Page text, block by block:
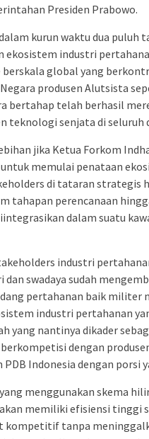
Presiden Prabowo.
kurun waktu dua puluh
ekosistem industri
global yang
produsen Alutsista
bertahap telah berhasil
teknologi senjata di seluruh
jika Ketua Forkom
memulai penataan
di tataran strategis
tahapan perencanaan
dalam suatu
industri
dan swadaya sudah
pertahanan baik
industri pertahanan
yang nantinya dikader
dengan
Indonesia dengan porsi
menggunakan skema
memiliki efisiensi tinggi
kompetitif tanpa